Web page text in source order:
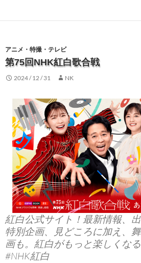
アニメ・特撮・テレビ
第75回NHK紅白歌合戦
2024 / 12 / 31 NK
紅白公式サイト！最新情報、
特別企画、見どころに加え、
画も。紅白がもっと楽しくな
#NHK紅白